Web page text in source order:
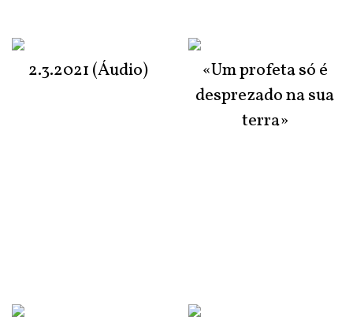
2.3.2021 (Áudio)
«Um profeta só é
desprezado na sua
terra»